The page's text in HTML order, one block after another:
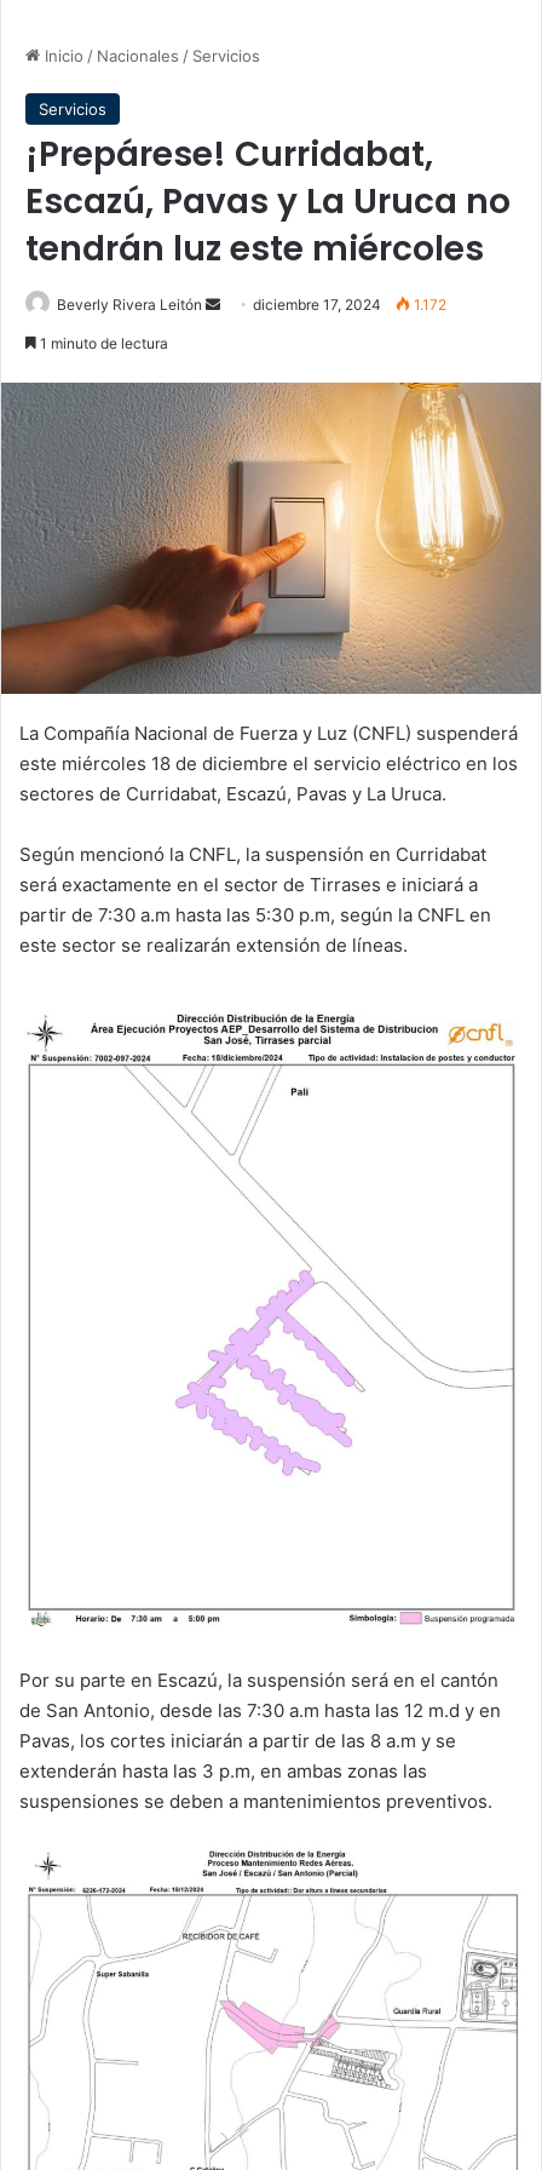
Inicio / Nacionales / Servicios
Servicios
¡Prepárese! Curridabat,
Escazú, Pavas y La Uruca no
tendrán luz este miércoles
Beverly Rivera Leitón
Senddiciembre 17, 2024 1.172
1 minuto de lectura
La Compañía Nacional de Fuerza y Luz (CNFL) suspenderá
este miércoles 18 de diciembre el servicio eléctrico en los
sectores de Curridabat, Escazú, Pavas y La Uruca.
Según mencionó la CNFL, la suspensión en Curridabat
será exactamente en el sector de Tirrases e iniciará a
partir de 7:30 a.m hasta las 5:30 p.m, según la CNFL en
este sector se realizarán extensión de líneas.
Por su parte en Escazú, la suspensión será en el cantón
de San Antonio, desde las 7:30 a.m hasta las 12 m.d y en
Pavas, los cortes iniciarán a partir de las 8 a.m y se
extenderán hasta las 3 p.m, en ambas zonas las
suspensiones se deben a mantenimientos preventivos.